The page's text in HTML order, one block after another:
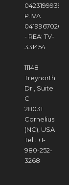
04231999391
P.IVA
04199670268
- REA: TV-
331454
11148
Treynorth
Dr., Suite
C
28031
Cornelius
(NC), USA
Tel.: +1-
980-252-
3268